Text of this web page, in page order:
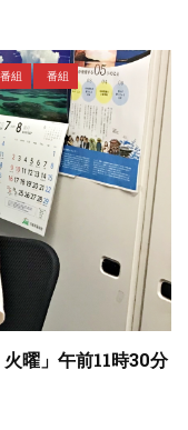
組 番組
曜」午前11時30分